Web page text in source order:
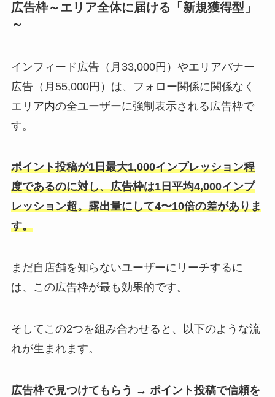
広告枠～エリア全体に届ける「新規獲得型」
～
インフィード広告（月33,000円）やエリアバナー
広告（月55,000円）は、フォロー関係に関係なく
エリア内の全ユーザーに強制表示される広告枠で
す。
ポイント投稿が1日最大1,000インプレッション程
度であるのに対し、広告枠は1日平均4,000インプ
レッション超。露出量にして4〜10倍の差がありま
す。
まだ自店舗を知らないユーザーにリーチするに
は、この広告枠が最も効果的です。
そしてこの2つを組み合わせると、以下のような流
れが生まれます。
広告枠で見つけてもらう → ポイント投稿で信頼を